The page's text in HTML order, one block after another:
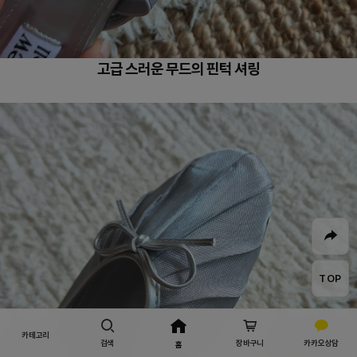
고급 스러운 무드의 핀턱 셔링
TOP
카테고리
검색
홈 장바구니 카카오상담